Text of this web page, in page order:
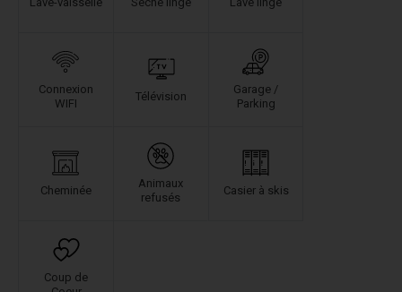
Connexion
WIFI
Télévision
Garage /
Parking
Cheminée
Animaux
refusés
Casier à skis
Coup de